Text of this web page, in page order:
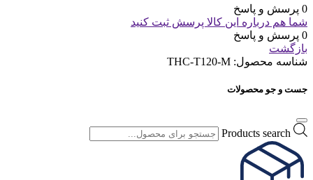
0 پرسش و پاسخ
شما هم درباره این کالا پرسش ثبت کنید
0 پرسش و پاسخ
بازگشت
شناسه محصول: THC-T120-M
جست و جو محصولات
Products search